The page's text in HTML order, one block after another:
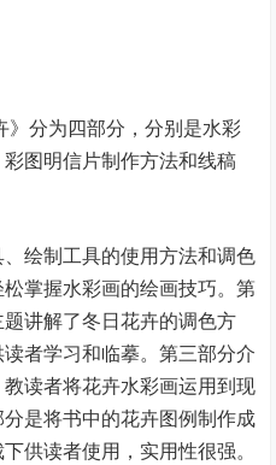
》分为四部分，分别是水彩
图明信片制作方法和线稿
绘制工具的使用方法和调色
掌握水彩画的绘画技巧。第
讲解了冬日花卉的调色方
者学习和临摹。第三部分介
读者将花卉水彩画运用到现
是将书中的花卉图例制作成
供读者使用，实用性很强。